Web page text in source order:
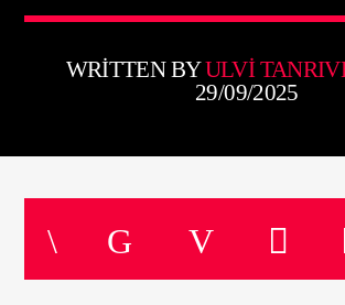
TITLE
ARTIST
WRITTEN BYULVI
29/09/2025